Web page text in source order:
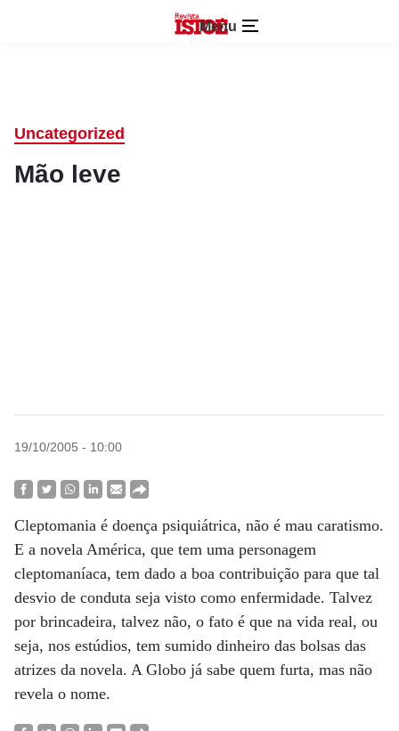
Menu
Uncategorized
Mão leve
19/10/2005 - 10:00
Cleptomania é doença psiquiátrica, não é mau caratismo.
E a novela América, que tem uma personagem
cleptomaníaca, tem dado a boa contribuição para que tal
desvio de conduta seja visto como enfermidade. Talvez
por brincadeira, talvez não, o fato é que na vida real, ou
seja, nos estúdios, tem sumido dinheiro das bolsas das
atrizes da novela. A Globo já sabe quem furta, mas não
revela o nome.